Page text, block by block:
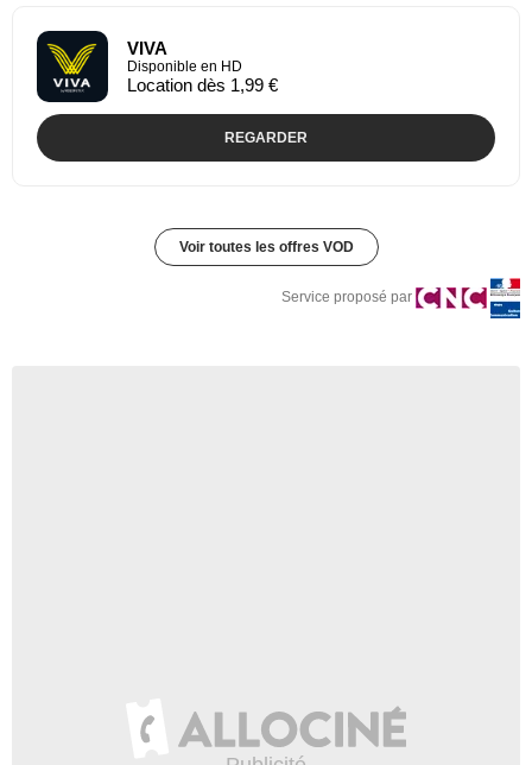
VIVA
Disponible en HD
Location dès 1,99 €
REGARDER
Voir toutes les offres VOD
Service proposé par